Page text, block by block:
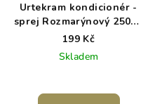
Urtekram kondicionér -
sprej Rozmarýnový 250ml
BIO
199 Kč
Skladem